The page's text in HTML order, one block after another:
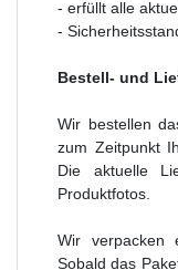
- erfüllt alle
-
Bestell- und
Wir bestellen
zum Zeitpunkt
Die aktuelle
Produktfotos.
Wir verpacken
Sobald das